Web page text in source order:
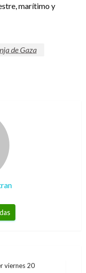
marítimo y
de Gaza
viernes 20